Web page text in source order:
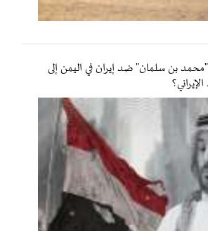
بن سلمان" ضد إيران في اليمن إلى